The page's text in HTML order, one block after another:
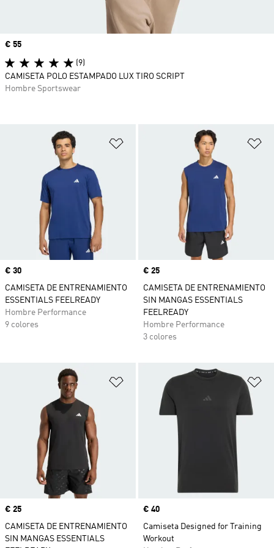
Añadir a la lista de deseos
Precio
€ 30
CAMISETA DE ENTRENAMIENTO
ESSENTIALS FEELREADY
Hombre Performance
9 colores
Precio
€ 25
CAMISETA DE ENTRENAMIENTO
SIN MANGAS ESSENTIALS
FEELREADY
Hombre Performance
3 colores
Añadir a la lista de deseos
Precio
€ 25
CAMISETA DE ENTRENAMIENTO
SIN MANGAS ESSENTIALS
Precio
€ 40
Camiseta Designed for Training
Workout
Precio
€ 55
(9)
CAMISETA POLO ESTAMPADO LUX TIRO SCRIPT
Hombre Sportswear